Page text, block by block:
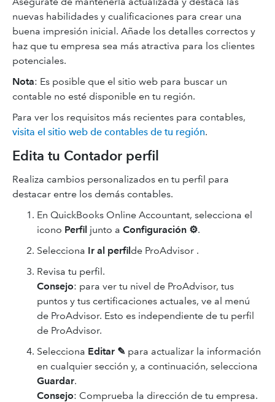
nuevas habilidades y cualificaciones para crear una
buena impresión inicial. Añade los detalles correctos y
haz que tu empresa sea más atractiva para los clientes
potenciales.
Nota: Es posible que el sitio web para buscar un
contable no esté disponible en tu región.
Para ver los requisitos más recientes para contables,
visita el sitio web de contables de tu región.
Edita tu Contador perfil
Realiza cambios personalizados en tu perfil para
destacar entre los demás contables.
En QuickBooks Online Accountant, selecciona el
icono Perfil junto a Configuración ⚙.
Selecciona Ir al perfilde ProAdvisor .
Revisa tu perfil.
Consejo: para ver tu nivel de ProAdvisor, tus
puntos y tus certificaciones actuales, ve al menú
de ProAdvisor. Esto es independiente de tu perfil
de ProAdvisor.
Selecciona Editar ✎ para actualizar la información
en cualquier sección y, a continuación, selecciona
Guardar.
Consejo: Comprueba la dirección de tu empresa.